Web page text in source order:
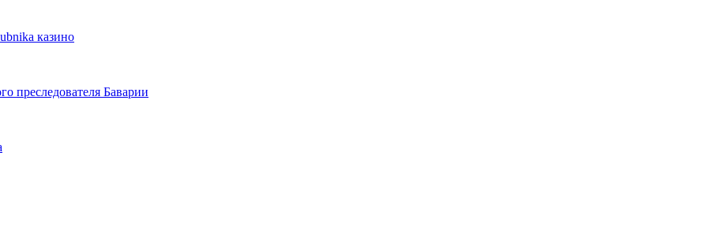
казино
преследователя Баварии